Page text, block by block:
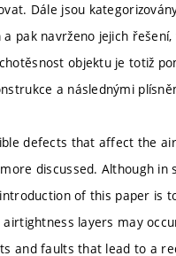
Dále jsou
pak navrženo jejich
objektu je totiž
a následnými
defects that affect the
discussed. Although
of this paper is
layers may
and faults that lead to a